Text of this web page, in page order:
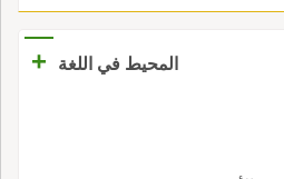
المحيط في اللغة +